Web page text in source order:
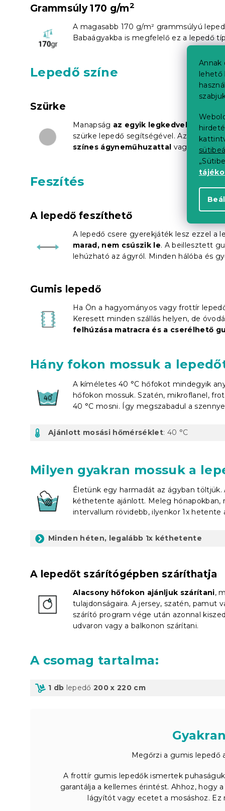
Annak
lehető
Grammsúly 170 g/m2
A magasabb 170 g/m² grammsúlyú
Babaágyakba is megfelelő ez a lepedő
Lepedő színe
Szürke
Manapság az egyik legkedveltebb szín
szürke lepedő segítségével. Az árnyék
színes ágyneműhuzattal vagy más
Feszítés
A lepedő feszíthető
A lepedő csere gyerekjáték lesz ezzel a
marad, nem csúszik le. A beillesztett
lehúzható az ágyról. Minden hálóba és
Gumis lepedő
Ha Ön a hagyományos vagy frottír
Keresett minden szállás helyen, de
felhúzása matracra és a cserélhető
Hány fokon mossuk a
A kíméletes 40 °C hőfokot mindegyik
hőfokon mossuk. Szatén, mikroflanel,
40 °C mosni. Így megszabadul a
Ajánlott mosási hőmérséklet: 40 °C
Milyen gyakran mossuk a
Életünk egy harmadát az ágyban
kéthetente ajánlott. Meleg hónapokban,
intervallum rövidebb, ilyenkor 1x hetente
Minden héten, legalább 1x kéthetente
A lepedőt szárítógépben száríthatja
Alacsony hőfokon ajánljuk szárítani,
tulajdonságaira. A jersey, szatén, pamut
szárító program vége után azonnal
udvaron vagy a balkonon szárítani.
A csomag tartalma:
1 db lepedő200 x 220 cm
Megőrzi a gumis lepedő
A frottír gumis lepedők ismertek
garantálja a kellemes érintést. Ahhoz, hogy
lágyítót vagy ecetet a mosáshoz.